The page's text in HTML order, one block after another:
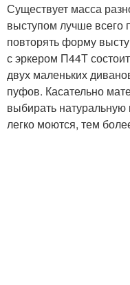
Существует масса
выступом лучше всего
повторять форму
с эркером П44Т
двух маленьких
пуфов. Касательно
выбирать
легко моются, тем